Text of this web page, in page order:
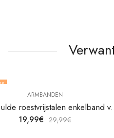
ARMBANDEN
18K vergulde
19,99€ 29,99€